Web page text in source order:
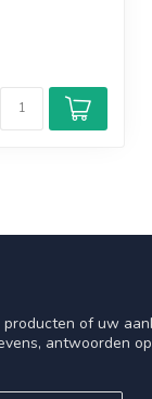
of uw
antwoorden